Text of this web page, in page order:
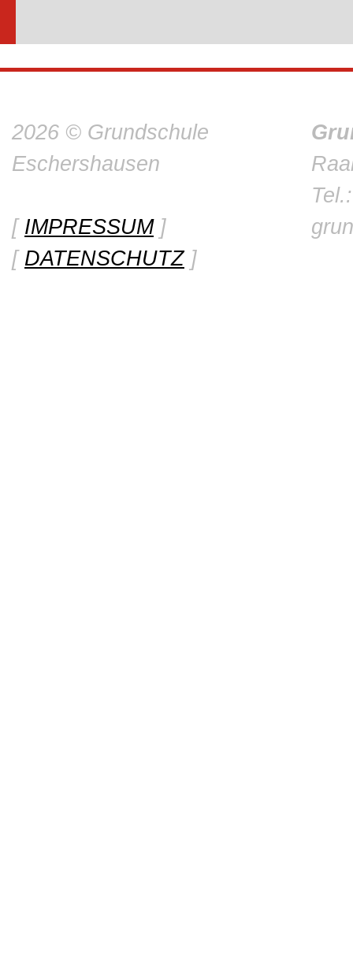
2026 © Grundschule
Eschershausen
[ IMPRESSUM]
[ DATENSCHUTZ]